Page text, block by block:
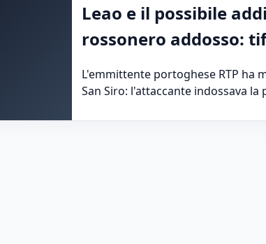
Leao e il possibile
rossonero addosso:
L'emmittente portoghese RTP ha
San Siro: l'attaccante indossava la